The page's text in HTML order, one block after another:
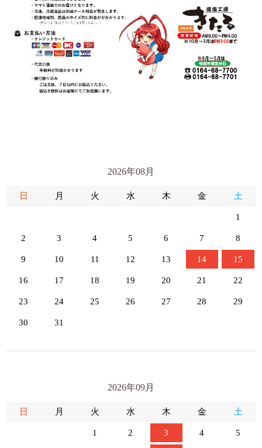
2026年08月
日 月 火 水 木 金 土
1
2 3 4 5 6 7 8
9 10 11 12 13 14 15
16 17 18 19 20 21 22
23 24 25 26 27 28 29
30 31
2026年09月
日 月 火 水 木 金 土
1 2 3 4 5